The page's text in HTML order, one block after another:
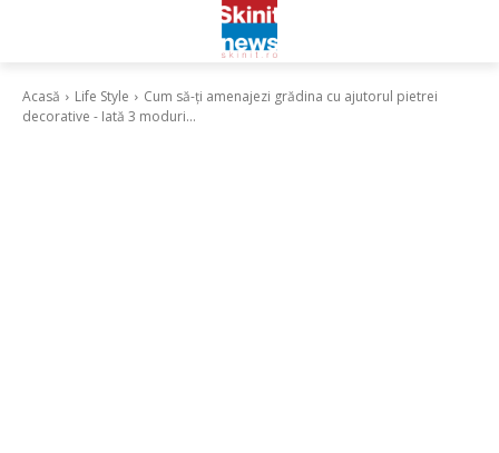
Acasă Life Style
Cum să-ți amenajezi grădina cu ajutorul pietrei
decorative - Iată 3 moduri...